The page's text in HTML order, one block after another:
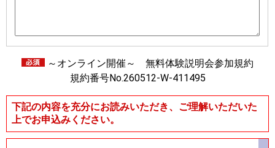
～オンライン開催～ 無料体験説明会参加規約
規約番号No.260512-W-411495
下記の内容を充分にお読みいただき、ご理解いただいた
上でお申込みください。